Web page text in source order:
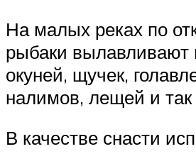
На малых реках по
рыбаки вылавливают
окуней, щучек,
налимов, лещей и так
В качестве снасти